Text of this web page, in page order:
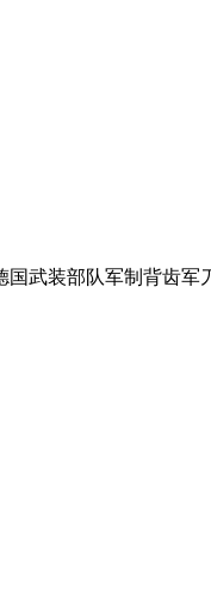
国武装部队军制背齿军